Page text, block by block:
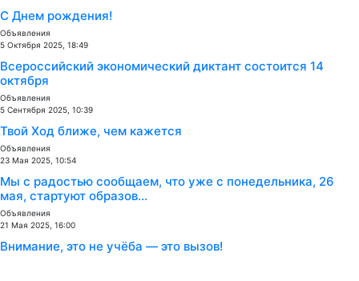
С Днем рождения!
Объявления
5 Октября 2025, 18:49
Всероссийский экономический диктант состоится 14
октября
Объявления
5 Сентября 2025, 10:39
Твой Ход ближе, чем кажется
Объявления
23 Мая 2025, 10:54
Мы с радостью сообщаем, что уже с понедельника, 26
мая, стартуют образов...
Объявления
21 Мая 2025, 16:00
Внимание, это не учёба — это вызов!